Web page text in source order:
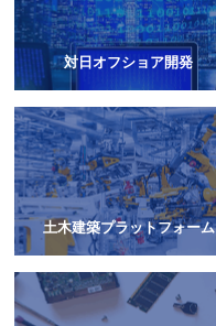
対日オフショア開発
土木建築プラットフォーム